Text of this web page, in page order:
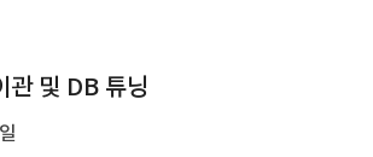
관 및 DB 튜닝